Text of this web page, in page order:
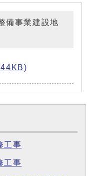
備事業建設地
工事
工事